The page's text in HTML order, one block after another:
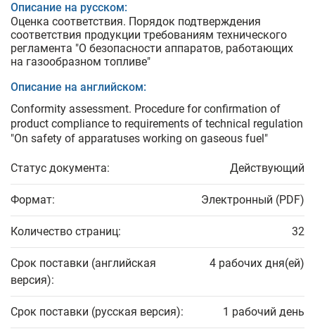
Описание на русском:
Оценка соответствия. Порядок подтверждения
соответствия продукции требованиям технического
регламента "О безопасности аппаратов, работающих
на газообразном топливе"
Описание на английском:
Conformity assessment. Procedure for confirmation of
product compliance to requirements of technical regulation
"On safety of apparatuses working on gaseous fuel"
Статус документа: Действующий
Формат: Электронный (PDF)
Количество страниц: 32
Срок поставки (английская
версия):
4 рабочих дня(ей)
Срок поставки (русская версия): 1 рабочий день